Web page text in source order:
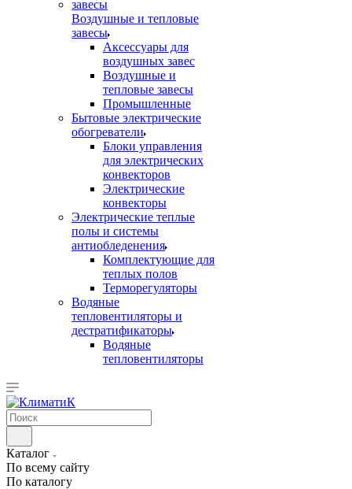
Воздушные и тепловые
завесы
Аксессуары для
воздушных завес
Воздушные и
тепловые завесы
Промышленные
Бытовые электрические
обогреватели
Блоки управления
для электрических
конвекторов
Электрические
конвекторы
Электрические теплые
полы и системы
антиобледенения
Комплектующие для
теплых полов
Терморегуляторы
Водяные
тепловентиляторы и
дестратификаторы
Водяные
тепловентиляторы
Каталог
По всему сайту
По каталогу